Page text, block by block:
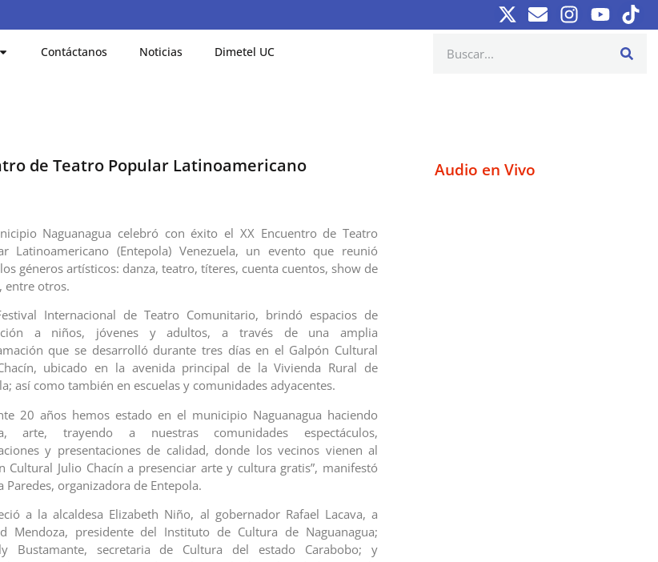
Contáctanos Noticias Dimetel UC
de Teatro Popular Latinoamericano
Naguanagua celebró con éxito el XX Encuentro de Teatro
Latinoamericano (Entepola) Venezuela, un evento que reunió
géneros artísticos: danza, teatro, títeres, cuenta cuentos, show de
entre otros.
Internacional de Teatro Comunitario, brindó espacios de
a niños, jóvenes y adultos, a través de una amplia
que se desarrolló durante tres días en el Galpón Cultural
ubicado en la avenida principal de la Vivienda Rural de
así como también en escuelas y comunidades adyacentes.
20 años hemos estado en el municipio Naguanagua haciendo
arte, trayendo a nuestras comunidades espectáculos,
y presentaciones de calidad, donde los vecinos vienen al
Cultural Julio Chacín a presenciar arte y cultura gratis”, manifestó
Paredes, organizadora de Entepola.
a la alcaldesa Elizabeth Niño, al gobernador Rafael Lacava, a
Mendoza, presidente del Instituto de Cultura de Naguanagua;
Bustamante, secretaria de Cultura del estado Carabobo; y
Audio en Vivo